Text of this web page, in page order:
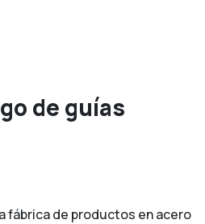
de guías
fábrica de productos en acero